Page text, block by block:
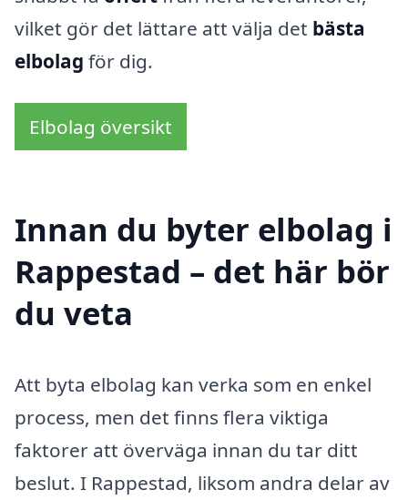
vilket gör det lättare att välja det bästa
elbolag för dig.
Elbolag översikt
Innan du byter elbolag i
Rappestad – det här bör
du veta
Att byta elbolag kan verka som en enkel
process, men det finns flera viktiga
faktorer att överväga innan du tar ditt
beslut. I Rappestad, liksom andra delar av